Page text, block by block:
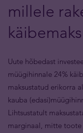
millele
Uute hõbedast
müügihinnale 24%
maksustatud erikorra
kauba
Lihtsustatult
marginaal, mitte toote